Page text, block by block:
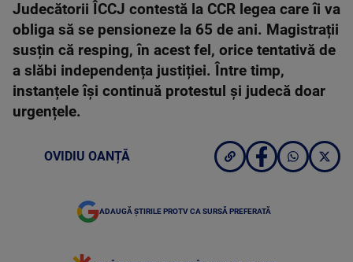
Judecătorii ÎCCJ contestă la CCR legea care îi va
obliga să se pensioneze la 65 de ani. Magistrații
susțin că resping, în acest fel, orice tentativă de
a slăbi independența justiției. Între timp,
instanțele își continuă protestul și judecă doar
urgențele.
OVIDIU OANȚĂ
ADAUGĂ ȘTIRILE PROTV CA SURSĂ PREFERATĂ